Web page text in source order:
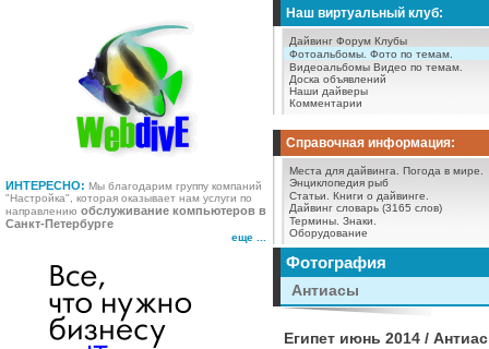
ИНТЕРЕСНО: Мы благодарим группу компаний
"Настройка", которая оказывает нам услуги по
направлению обслуживание компьютеров в
Санкт-Петербурге
еще ...
Наш виртуальный клуб:
Дайвинг Форум Клубы
Фотоальбомы. Фото по темам.
Видеоальбомы Видео по темам.
Доска объявлений
Наши дайверы
Комментарии
Справочная информация:
Места для дайвинга.
Погода в мире.
Энциклопедия рыб
Статьи.
Книги о дайвинге.
Дайвинг словарь (3165 слов)
Термины. Знаки.
Оборудование
Фотография
Антиасы
Египет июнь 2014 /